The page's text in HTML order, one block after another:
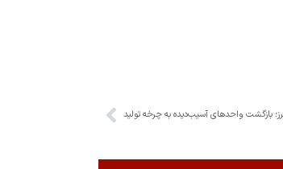
بازگشت واحدهای آسیب‌دیده به چرخه تولید